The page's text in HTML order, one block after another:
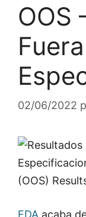
OOS
02/06/2022
FDA acaba